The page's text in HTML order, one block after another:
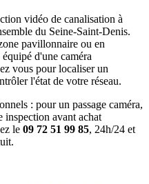
vidéo de canalisation à
du Seine-Saint-Denis.
pavillonnaire ou en
d'une caméra
vous pour localiser un
l'état de votre réseau.
: pour un passage caméra,
inspection avant achat
le 09 72 51 99 85, 24h/24 et